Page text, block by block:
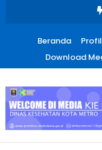
Beranda Profil
Download
Promosi